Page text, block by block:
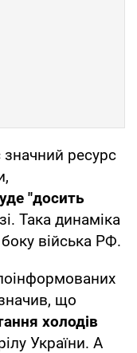
ресурс
"досить
Така динаміка
війська РФ.
що
холодів
України. А